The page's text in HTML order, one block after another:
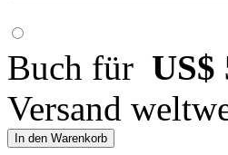
Buch für US$
Versand
In den Warenkorb